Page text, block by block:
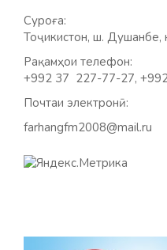
Суроға:
Тоҷикистон, ш.
Рақамҳои телефон:
+992 37 227-77-27,
Почтаи электронӣ:
farhangfm2008@mail.ru